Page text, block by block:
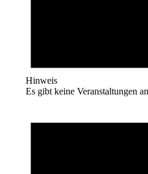
Hinweis
Es gibt keine Veranstaltungen